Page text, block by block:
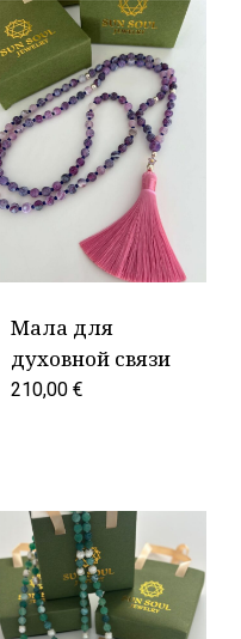
Мала для
духовной связи
210,00€